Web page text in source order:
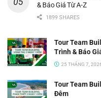
& Báo Giá Từ A-Z
1899 SHARES
Tour Team
Trình & Báo
25 THÁNG 7,
Tour Team
Đêm